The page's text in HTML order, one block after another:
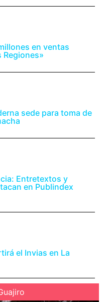
en ventas
Regiones»
sede para toma de
Entretextos y
en Publindex
el Invias en La